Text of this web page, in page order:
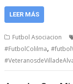
LEER MÁS
Futbol Asociacion
#FutbolColilma,